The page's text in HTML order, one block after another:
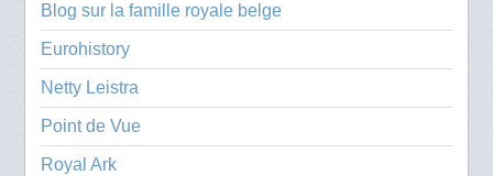
Blog sur la famille royale belge
Eurohistory
Netty Leistra
Point de Vue
Royal Ark